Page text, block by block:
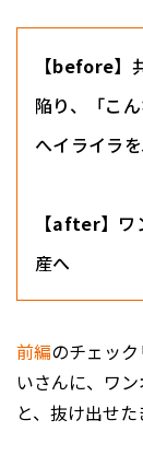
【before】
陥り、「こ
へイライラ
【after】 ワ
産へ
前編のチェッ
いさんに、ワ
と、抜け出せた